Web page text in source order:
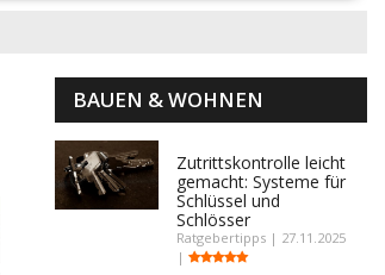
BAUEN & WOHNEN
Zutrittskontrolle leicht
gemacht: Systeme für
Schlüssel und
Schlösser
Ratgebertipps | 27.11.2025
|